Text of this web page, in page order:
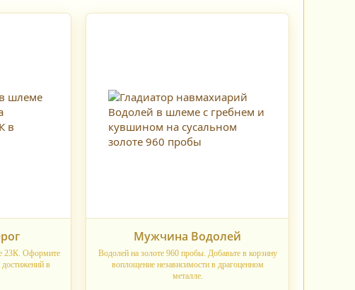
23К. Оформите
в
Мужчина Водолей
Водолей на золоте 960 пробы. Добавьте в корзину
воплощение независимости в драгоценном
металле.